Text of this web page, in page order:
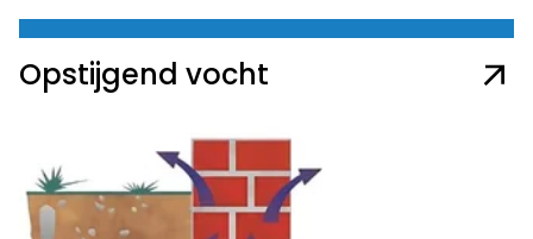
Opstijgend vocht